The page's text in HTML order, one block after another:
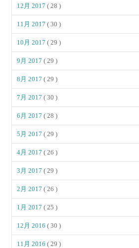
12月 2017( 28 )
11月 2017( 30 )
10月 2017( 29 )
9月 2017( 29 )
8月 2017( 29 )
7月 2017( 30 )
6月 2017( 28 )
5月 2017( 29 )
4月 2017( 26 )
3月 2017( 29 )
2月 2017( 26 )
1月 2017( 25 )
12月 2016( 30 )
11月 2016( 29 )